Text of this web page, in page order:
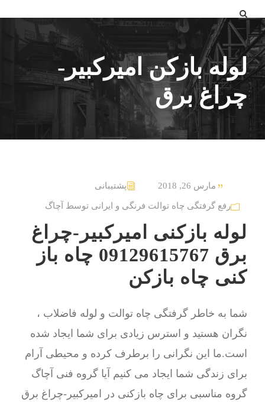
لوله بازکن امیرکبیر-
چراغ برق
مارس 26, 2018 پشتیبانی
رفع گرفتگی چاه توالت فرنگی و ایرانی توسط آچاگ
لوله بازکنی امیرکبیر-چراغ
برق 09129615767 چاه باز
کنی چاه بازکن
شما به خاطر گرفتگی چاه توالت و لوله فاضلاب ،
نگران هستید و استرس زیادی برای شما ایجاد شده
است.ما این نگرانی را برطرف کرده و محیطی آرام
برای زندگی شما ایجاد می کنیم آیا گروه فنی آچاگ
گروه مناسبی برای چاه بازکنی در امیرکبیر-چراغ برق